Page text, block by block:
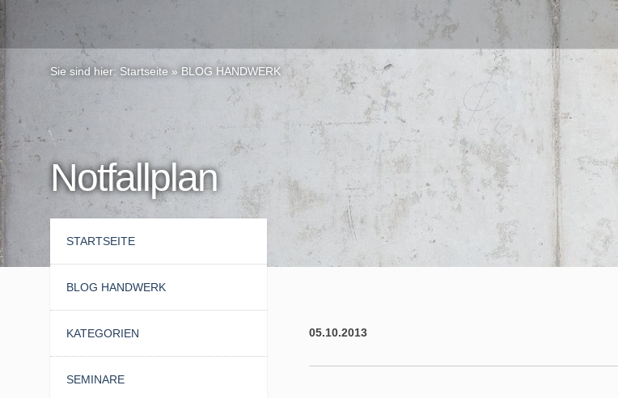
Sie sind hier: Startseite » BLOG HANDWERK
Notfallplan
STARTSEITE
BLOG HANDWERK
KATEGORIEN
SEMINARE
05.10.2013